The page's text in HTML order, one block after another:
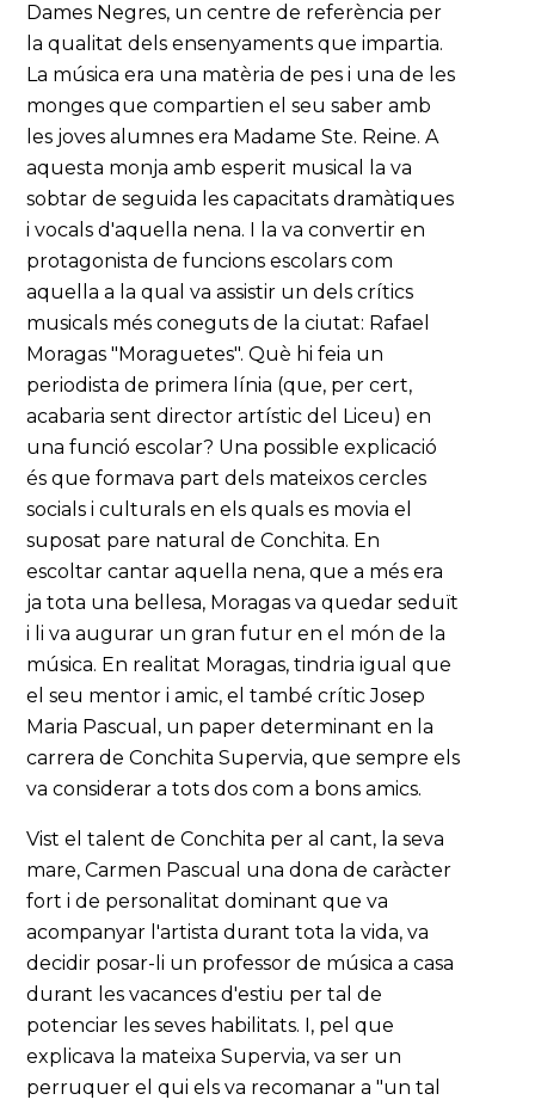
Dames Negres, un centre de referència per
la qualitat dels ensenyaments que impartia.
La música era una matèria de pes i una de les
monges que compartien el seu saber amb
les joves alumnes era Madame Ste. Reine. A
aquesta monja amb esperit musical la va
sobtar de seguida les capacitats dramàtiques
i vocals d'aquella nena. I la va convertir en
protagonista de funcions escolars com
aquella a la qual va assistir un dels crítics
musicals més coneguts de la ciutat: Rafael
Moragas "Moraguetes". Què hi feia un
periodista de primera línia (que, per cert,
acabaria sent director artístic del Liceu) en
una funció escolar? Una possible explicació
és que formava part dels mateixos cercles
socials i culturals en els quals es movia el
suposat pare natural de Conchita. En
escoltar cantar aquella nena, que a més era
ja tota una bellesa, Moragas va quedar seduït
i li va augurar un gran futur en el món de la
música. En realitat Moragas, tindria igual que
el seu mentor i amic, el també crític Josep
Maria Pascual, un paper determinant en la
carrera de Conchita Supervia, que sempre els
va considerar a tots dos com a bons amics.
Vist el talent de Conchita per al cant, la seva
mare, Carmen Pascual una dona de caràcter
fort i de personalitat dominant que va
acompanyar l'artista durant tota la vida, va
decidir posar-li un professor de música a casa
durant les vacances d'estiu per tal de
potenciar les seves habilitats. I, pel que
explicava la mateixa Supervia, va ser un
perruquer el qui els va recomanar a "un tal